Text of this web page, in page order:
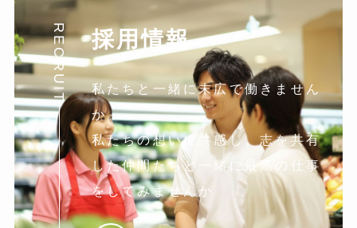
RECRUIT 採用情報
私たちと一緒に末広で働きません
か。
私たちの想いに共感し。志を共有
した仲間たちと一緒に最高の仕事
をしてみませんか